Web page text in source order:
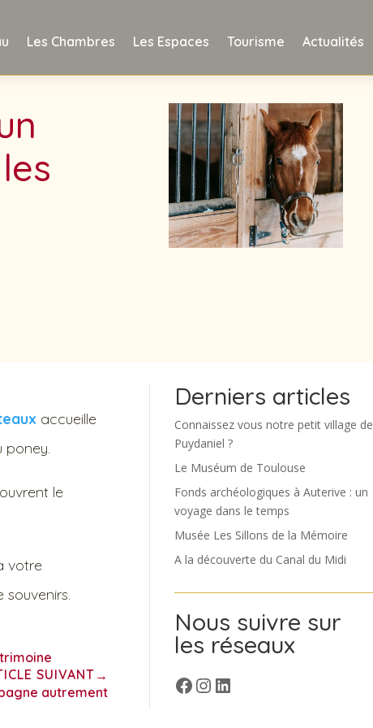
Les Chambres Les Espaces Tourisme Actualités
accueille
poney.
le
votre
souvenirs.
SUIVANT →
autrement
Derniers articles
Connaissez vous notre petit village de
Puydaniel ?
Le Muséum de Toulouse
Fonds archéologiques à Auterive : un
voyage dans le temps
Musée Les Sillons de la Mémoire
A la découverte du Canal du Midi
Nous suivre sur
les réseaux
Facebook
InstaLinkedIn